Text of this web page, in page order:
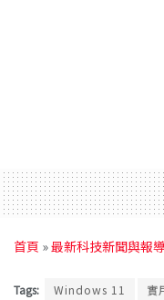
首頁 »最新科技新聞與報
Tags: Windows 11 實